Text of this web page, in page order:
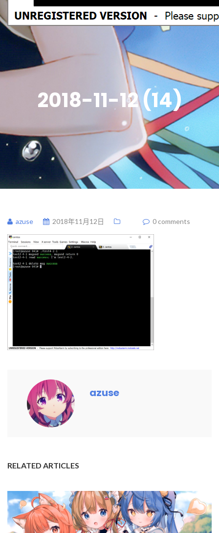
2018-11-12 (14)
azuse 2018年11月12日 0 comments
azuse
RELATED ARTICLES